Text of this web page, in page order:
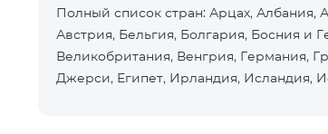
Полный список стран: Арцах, Албания,
Австрия, Бельгия, Болгария, Босния и
Великобритания, Венгрия, Германия,
Джерси, Египет, Ирландия, Исландия,